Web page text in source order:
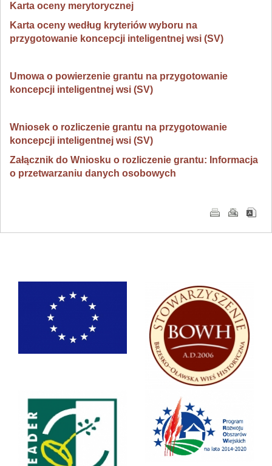
Karta oceny merytorycznej
Karta oceny według kryteriów wyboru na
przygotowanie koncepcji inteligentnej wsi (SV)
Umowa o powierzenie grantu na przygotowanie
koncepcji inteligentnej wsi (SV)
Wniosek o rozliczenie grantu na przygotowanie
koncepcji inteligentnej wsi (SV)
Załącznik do Wniosku o rozliczenie grantu: Informacja
o przetwarzaniu danych osobowych